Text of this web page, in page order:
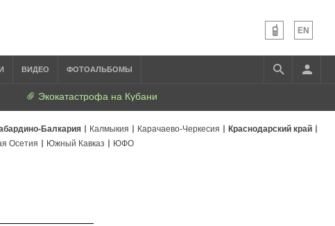
EN
ВИДЕО ФОТОАЛЬБОМЫ
Экокатастрофа на Кубани
Балкария Калмыкия Карачаево-Черкесия
Краснодарский край
Осетия Южный Кавказ ЮФО